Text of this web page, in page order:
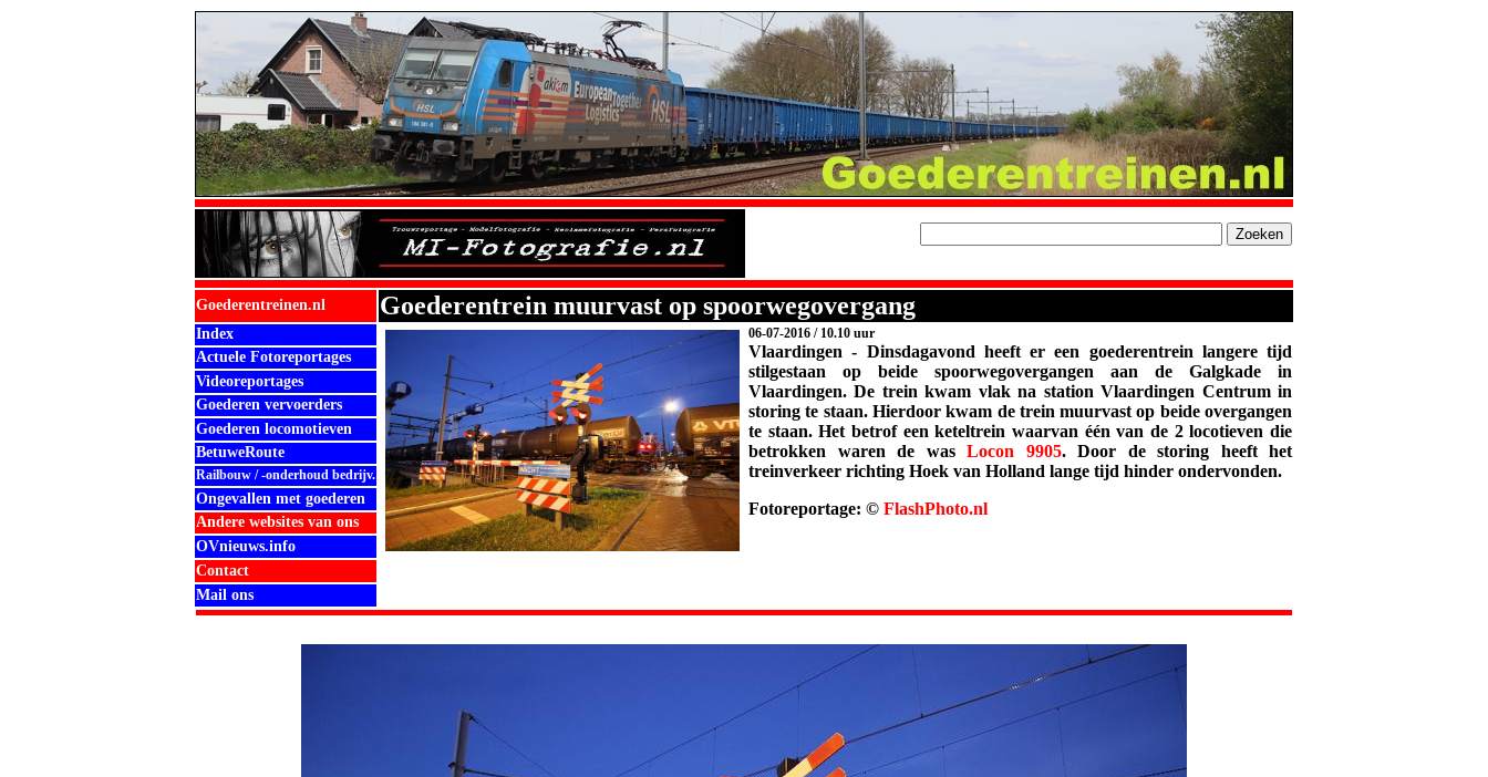
Goederentreinen.nl Goederentrein muurvast op spoorwegovergang
Index 06-07-2016 / 10.10 uur
Vlaardingen - Dinsdagavond heeft er een goederentrein langere tijd
stilgestaan op beide spoorwegovergangen aan de Galgkade in
Vlaardingen. De trein kwam vlak na station Vlaardingen Centrum in
storing te staan. Hierdoor kwam de trein muurvast op beide overgangen
te staan. Het betrof een keteltrein waarvan één van de 2 locotieven die
betrokken waren de was Locon 9905. Door de storing heeft het
treinverkeer richting Hoek van Holland lange tijd hinder ondervonden.
Fotoreportage: © FlashPhoto.nl
Actuele Fotoreportages
Videoreportages
Goederen vervoerders
Goederen locomotieven
BetuweRoute
Railbouw / -onderhoud bedrijv.
Ongevallen met goederen
Andere websites van ons
OVnieuws.info
Contact
Mail ons